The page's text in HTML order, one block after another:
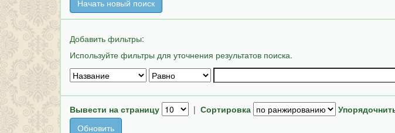
Начать новый поиск
Добавить фильтры:
Используйте фильтры для уточнения результатов поиска.
Вывести на страницу | Сортировка